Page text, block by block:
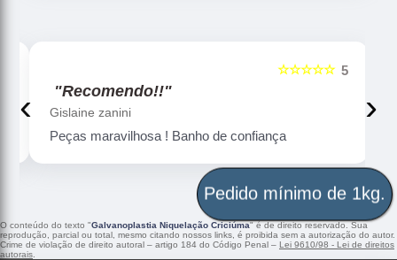
5
☆☆☆☆☆
"Recomendo!!"
Gislaine zanini
Peças maravilhosa ! Banho de confiança
‹ ›
O conteúdo do texto "Galvanoplastia Niquelação Criciúma" é de direito reservado. Sua
reprodução, parcial ou total, mesmo citando nossos links, é proibida sem a autorização do autor.
Crime de violação de direito autoral – artigo 184 do Código Penal – Lei 9610/98 - Lei de direitos
autorais
Pedido mínimo de 1kg.